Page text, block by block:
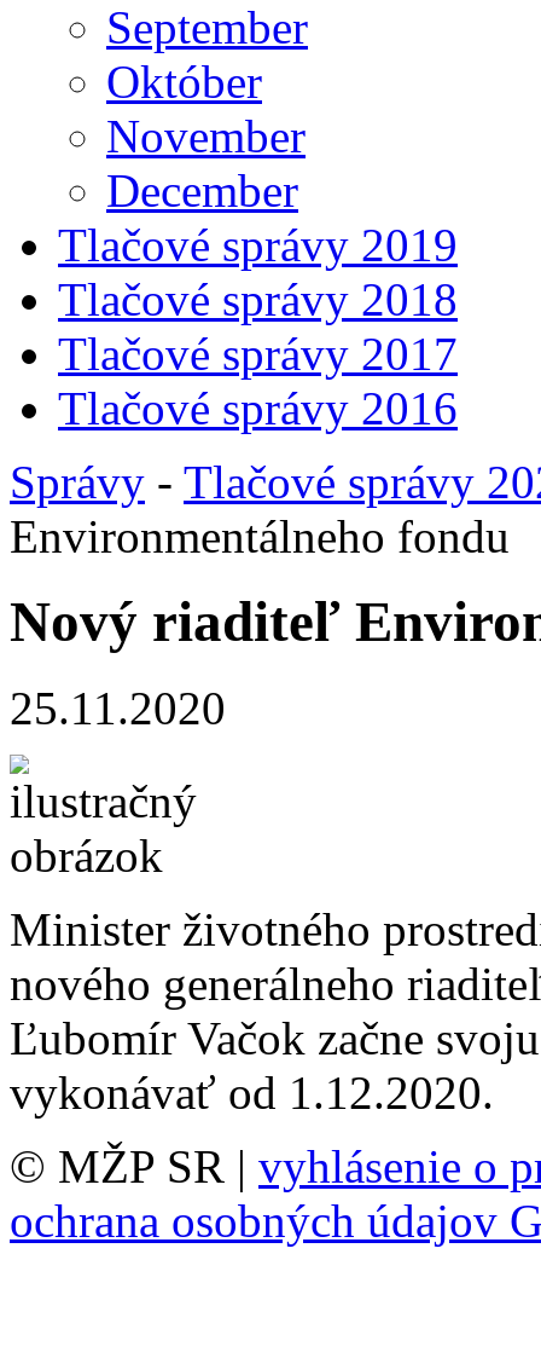
September
Október
November
December
Tlačové správy 2019
Tlačové správy 2018
Tlačové správy 2017
Tlačové správy 2016
Správy - Tlačové správy
Environmentálneho fondu
Nový riaditeľ
25.11.2020
Minister životného
nového generálneho
Ľubomír Vačok začne
vykonávať od 1.12.2020.
© MŽP SR | vyhlásenie o
ochrana osobných údajov